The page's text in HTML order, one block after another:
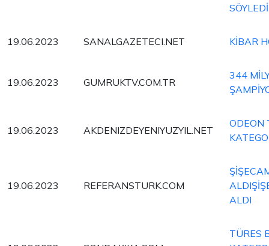
SÖYLEDİ
19.06.2023 SANALGAZETECI.NET KİBAR
19.06.2023 GUMRUKTV.COM.TR
344
19.06.2023 AKDENIZDEYENIYUZYIL.NET
ODEON
19.06.2023 REFERANSTURK.COM
ALDI
TÜRES